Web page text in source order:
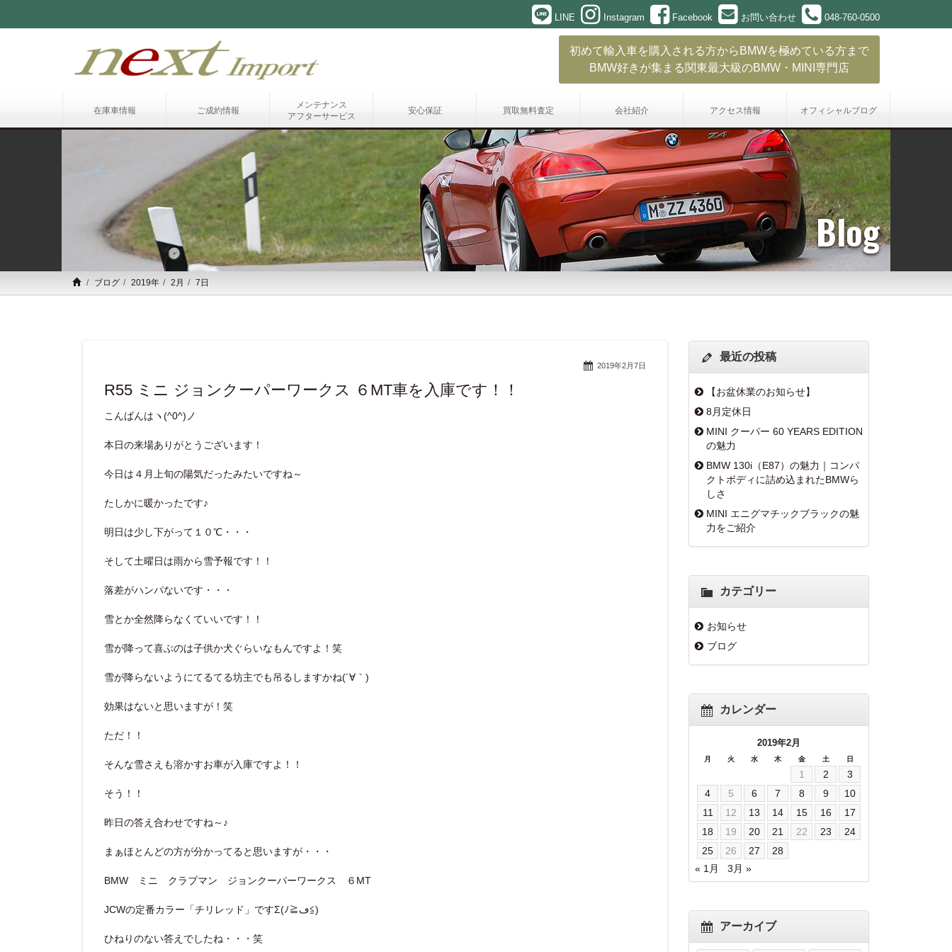
LINE Instagram Facebook お問い合わせ 048-760-0500
初めて輸入車を購入される方からBMWを極めている方まで
BMW好きが集まる関東最大級のBMW・MINI専門店
在庫車情報 ご成約情報
メンテナンス
アフターサービス
安心保証 買取無料査定 会社紹介 アクセス情報 オフィシャルブログ
Blog
ブログ 2019年 2月 7日
2019年2月7日
R55 ミニ ジョンクーパーワークス ６MT車を入庫です！！
こんばんはヽ(^0^)ノ
本日の来場ありがとうございます！
今日は４月上旬の陽気だったみたいですね～
たしかに暖かったです♪
明日は少し下がって１０℃・・・
そして土曜日は雨から雪予報です！！
落差がハンパないです・・・
雪とか全然降らなくていいです！！
雪が降って喜ぶのは子供か犬ぐらいなもんですよ！笑
雪が降らないようにてるてる坊主でも吊るしますかね(´∀｀)
効果はないと思いますが！笑
ただ！！
そんな雪さえも溶かすお車が入庫ですよ！！
そう！！
昨日の答え合わせですね～♪
まぁほとんどの方が分かってると思いますが・・・
BMW ミニ クラブマン ジョンクーパーワークス ６MT
JCWの定番カラー「チリレッド」ですΣ(ﾉ≧ڡ≦)
ひねりのない答えでしたね・・・笑
最近の投稿
【お盆休業のお知らせ】
8月定休日
MINI クーパー 60 YEARS EDITION
の魅力
BMW 130i（E87）の魅力｜コンパ
クトボディに詰め込まれたBMWら
しさ
MINI エニグマチックブラックの魅
力をご紹介
カテゴリー
お知らせ
ブログ
カレンダー
2019年2月
月 火 水 木 金 土 日
1 2
3
4
5 6 7 8 9
10
11
12 13 14 15 16
17
18
19 20 21 22 23
24
25
26 27
28
« 1月
3月 »
アーカイブ